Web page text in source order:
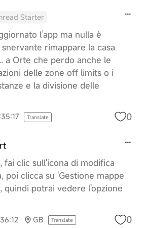
Starter
l’app ma nulla è
rimappare la casa
a Orte che perdo anche le
delle zone off limits o i
e la divisione delle
Translate 0
fai clic sull'icona di modifica
poi clicca su 'Gestione mappe
quindi potrai vedere l'opzione
GB Translate 0